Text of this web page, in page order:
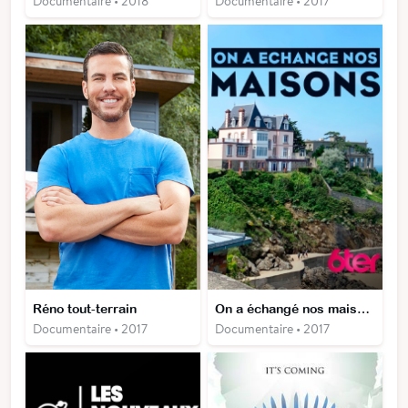
Réno tout-terrain
Documentaire • 2017
On a échangé nos maisons
Documentaire • 2017